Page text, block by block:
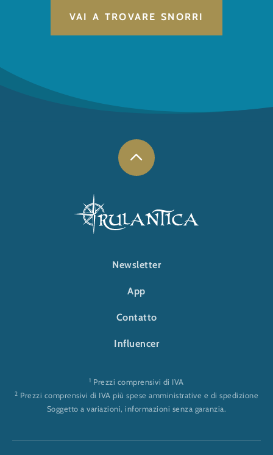
VAI A TROVARE SNORRI
FOOTER-RULANTICA
Newsletter
App
Contatto
Influencer
1 Prezzi comprensivi di IVA
2 Prezzi comprensivi di IVA più spese amministrative e di spedizione
Soggetto a variazioni, informazioni senza garanzia.